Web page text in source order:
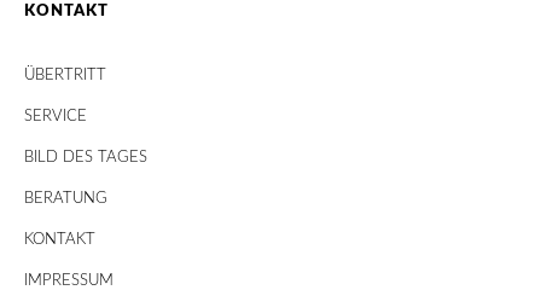
KONTAKT
ÜBERTRITT
SERVICE
BILD DES TAGES
BERATUNG
KONTAKT
IMPRESSUM